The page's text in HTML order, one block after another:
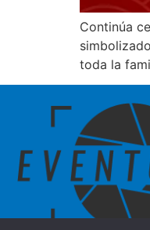
Continúa
toda la